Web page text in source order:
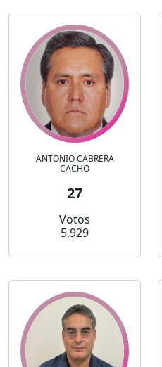
ANTONIO CABRERA
CACHO
27
Votos
5,929